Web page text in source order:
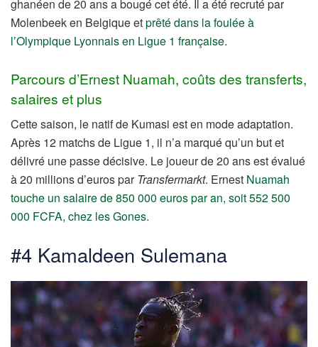
ghanéen de 20 ans a bougé cet été. Il a été recruté par
Molenbeek en Belgique etprêté dans la foulée à
l’Olympique Lyonnais en Ligue 1 française.
Parcours d’Ernest Nuamah, coûts des transferts,
salaires et plus
Cette saison, le natif de Kumasi est en mode adaptation.
Après 12 matchs de Ligue 1, il n’a marqué qu’un but et
délivré une passe décisive. Le joueur de 20 ans est évalué
à 20 millions d’euros par Transfermarkt. Ernest Nuamah
touche un salaire de 850 000 euros par an, soit 552 500
000 FCFA, chez les Gones.
#4 Kamaldeen Sulemana